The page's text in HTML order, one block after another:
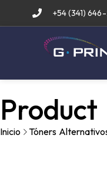
+54 (341)
Product
Inicio Tóners